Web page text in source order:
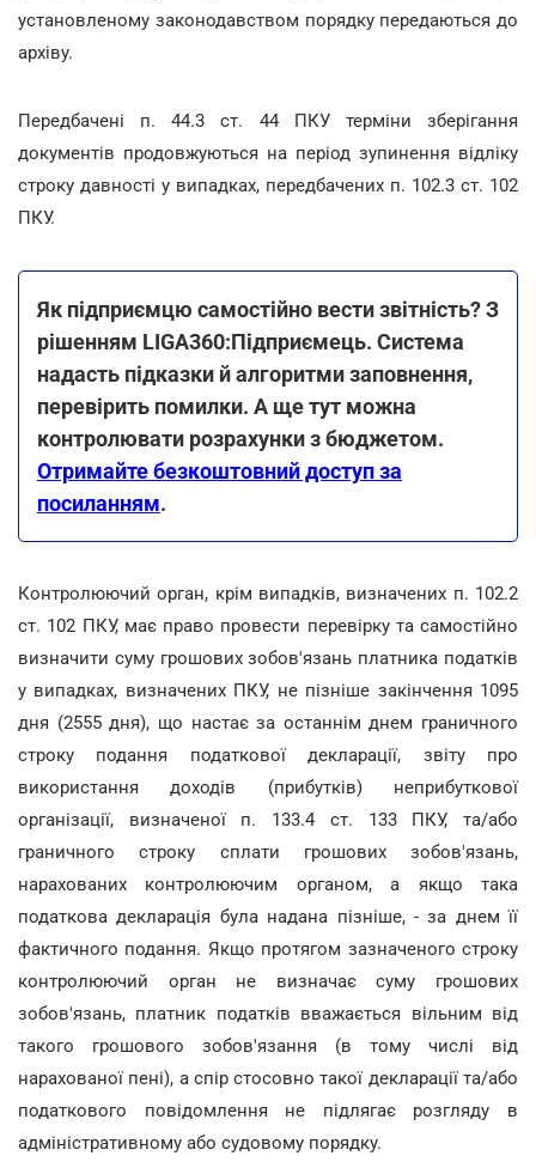
установленому законодавством порядку передаються до
архіву.
Передбачені п. 44.3 ст. 44 ПКУ терміни зберігання
документів продовжуються на період зупинення відліку
строку давності у випадках, передбачених п. 102.3 ст. 102
ПКУ.
Як підприємцю самостійно вести звітність? З
рішенням LIGA360:Підприємець. Система
надасть підказки й алгоритми заповнення,
перевірить помилки. А ще тут можна
контролювати розрахунки з бюджетом.
Отримайте безкоштовний доступ за
посиланням.
Контролюючий орган, крім випадків, визначених п. 102.2
ст. 102 ПКУ, має право провести перевірку та самостійно
визначити суму грошових зобов'язань платника податків
у випадках, визначених ПКУ, не пізніше закінчення 1095
дня (2555 дня), що настає за останнім днем граничного
строку подання податкової декларації, звіту про
використання доходів (прибутків) неприбуткової
організації, визначеної п. 133.4 ст. 133 ПКУ, та/або
граничного строку сплати грошових зобов'язань,
нарахованих контролюючим органом, а якщо така
податкова декларація була надана пізніше, - за днем її
фактичного подання. Якщо протягом зазначеного строку
контролюючий орган не визначає суму грошових
зобов'язань, платник податків вважається вільним від
такого грошового зобов'язання (в тому числі від
нарахованої пені), а спір стосовно такої декларації та/або
податкового повідомлення не підлягає розгляду в
адміністративному або судовому порядку.